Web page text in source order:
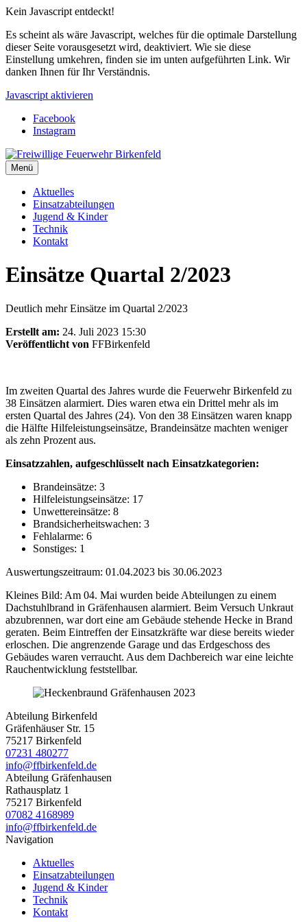
Kein Javascript entdeckt!
Es scheint als wäre Javascript, welches für die optimale Darstellung
dieser Seite vorausgesetzt wird, deaktiviert. Wie sie diese
Einstellung umkehren, finden sie im unten aufgeführten Link. Wir
danken Ihnen für Ihr Verständnis.
Javascript aktivieren
Facebook
Instagram
Menü
Aktuelles
Einsatzabteilungen
Jugend & Kinder
Technik
Kontakt
Einsätze Quartal 2/2023
Deutlich mehr Einsätze im Quartal 2/2023
Erstellt am: 24. Juli 2023 15:30
Veröffentlicht von FFBirkenfeld
Im zweiten Quartal des Jahres wurde die Feuerwehr Birkenfeld zu
38 Einsätzen alarmiert. Dies waren etwa ein Drittel mehr als im
ersten Quartal des Jahres (24). Von den 38 Einsätzen waren knapp
die Hälfte Hilfeleistungseinsätze, Brandeinsätze machten weniger
als zehn Prozent aus.
Einsatzzahlen, aufgeschlüsselt nach Einsatzkategorien:
Brandeinsätze: 3
Hilfeleistungseinsätze: 17
Unwettereinsätze: 8
Brandsicherheitswachen: 3
Fehlalarme: 6
Sonstiges: 1
Auswertungszeitraum: 01.04.2023 bis 30.06.2023
Kleines Bild: Am 04. Mai wurden beide Abteilungen zu einem
Dachstuhlbrand in Gräfenhausen alarmiert. Beim Versuch Unkraut
abzubrennen, war dort eine am Gebäude stehende Hecke in Brand
geraten. Beim Eintreffen der Einsatzkräfte war diese bereits wieder
erloschen. Die angrenzende Garage und das Erdgeschoss des
Gebäudes waren verraucht. Aus dem Dachbereich war eine leichte
Rauchentwicklung feststellbar.
Abteilung Birkenfeld
Gräfenhäuser Str. 15
75217 Birkenfeld
07231 480277
info@ffbirkenfeld.de
Abteilung Gräfenhausen
Rathausplatz 1
75217 Birkenfeld
07082 4168989
info@ffbirkenfeld.de
Navigation
Aktuelles
Einsatzabteilungen
Jugend & Kinder
Technik
Kontakt